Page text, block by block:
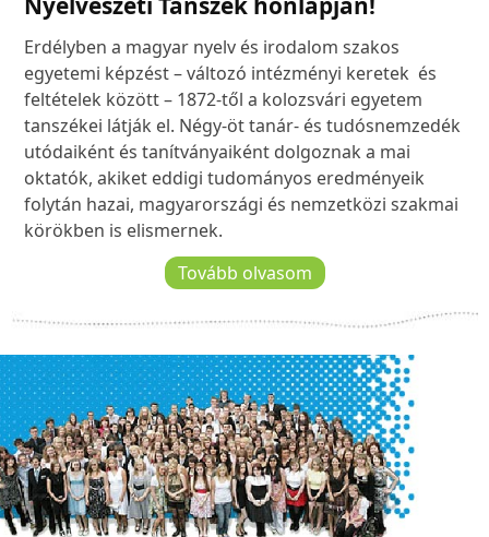
Erdélyben a magyar nyelv és irodalom szakos
egyetemi képzést – változó intézményi keretek és
feltételek között – 1872-től a kolozsvári egyetem
tanszékei látják el. Négy-öt tanár- és tudósnemzedék
utódaiként és tanítványaiként dolgoznak a mai
oktatók, akiket eddigi tudományos eredményeik
folytán hazai, magyarországi és nemzetközi szakmai
körökben is elismernek.
Tovább olvasom